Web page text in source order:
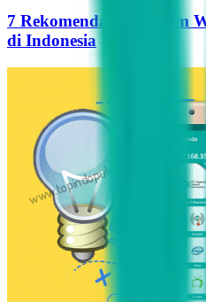
7 Rekomendasi Pengirim
di Indonesia